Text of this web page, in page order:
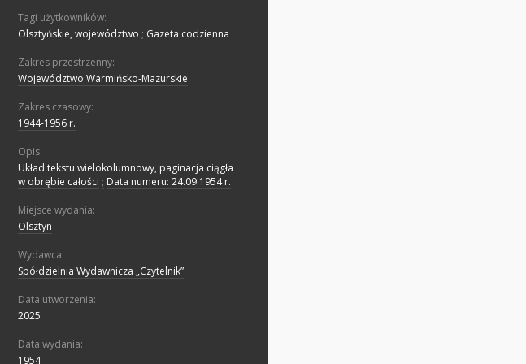
Tagi użytkowników:
Olsztyńskie, województwo ; Gazeta codzienna
Zakres przestrzenny:
Województwo Warmińsko-Mazurskie
Zakres czasowy:
1944-1956 r.
Opis:
Układ tekstu wielokolumnowy, paginacja ciągła
w obrębie całości ; Data numeru: 24.09.1954 r.
Miejsce wydania:
Olsztyn
Wydawca:
Spółdzielnia Wydawnicza „Czytelnik”
Data utworzenia:
2025
Data wydania:
1954